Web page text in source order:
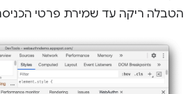
הטבלה ריקה עד שמירת פרטי